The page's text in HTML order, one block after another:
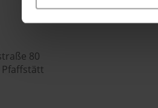
80
Pfaffstätt